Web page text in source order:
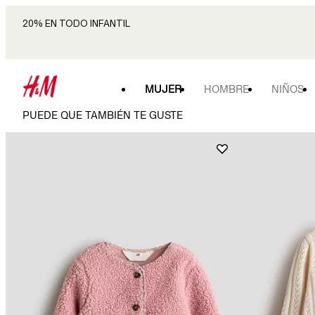
20% EN TODO INFANTIL
MUJER HOMBRE NIÑOS
PUEDE QUE TAMBIÉN TE GUSTE